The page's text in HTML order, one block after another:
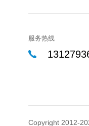
服务热线
Copyright 2012-